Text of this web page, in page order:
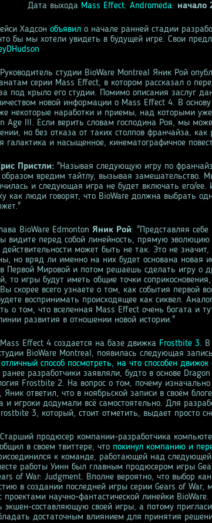
Дата выхода Mass Effect: Andromeda: начало
Хадсон объявил о начале ранней стадии
бы мы хотели увидеть в будущей игре. Свои
студии BioWare Montreal Яник Рой
серии Mass Effect, в котором рассказал о
под крыло его студии. Помимо описания заслуг
новой информации о Mass Effect 4. В
некоторые наработки и приемы, над которыми
Age III. Если верить словам господина Роя, мы
но без отказа от таких столпов франчайза,
галактика и насыщенное, кинематографичное
Пристли: "Называя следующую игру по
вредим тайтлу, вызывая замешательство.
и следующая игра не будет включать его/
как люди говорят, что BioWare должна выбрать
BioWare Edmonton Яник Рой: "Представляя
видите перед собой линейность, прямую
действительности может быть не так. Это не
но вряд ли именно на них будет основана новая
Первой Мировой и потом решаешь сделать игру о
то игры будут иметь общие точки
скорее всего узнаете о том, как события первой
воспринимать происходящее как сиквел.
о том, что вселенная Mass Effect очень богата и
развития в отношении новой истории."
Effect 4 создается на базе движка Frostbite 3. В
BioWare Montreal, появилась следующая
отличный способ посмотреть, на что способен
разработчики заявляли, будто в основе
Frostbite 2. На вопрос о том, почему
Яник ответил, что в ноябрьской записи в своём
и игроки додумали всё самостоятельно. Для
3, который, стоит отметить, выдает просто
продюсер компании-разработчика
в своем твиттере, что покинул компанию и
к команде, работающей над
работы Уинн был главным продюсером игры
of War: Judgment. Вполне вероятно, что выбор
в создании последней игры серии Gears of War,
проектами научно-фантастической линейки
экшен-составляющую своей игры, а потому
достаточным влиянием для принятия